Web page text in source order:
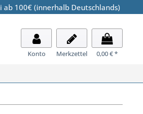
ab 100€ (innerhalb Deutschlands)
Konto Merkzettel 0,00 € *